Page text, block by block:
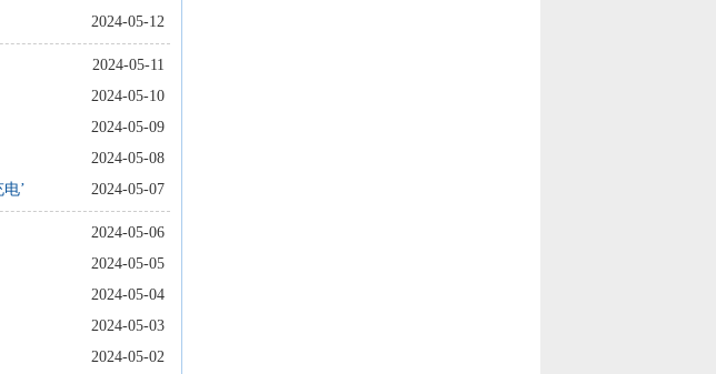
2024-05-12
2024-05-11
2024-05-10
2024-05-09
2024-05-08
’
2024-05-07
2024-05-06
2024-05-05
2024-05-04
2024-05-03
2024-05-02